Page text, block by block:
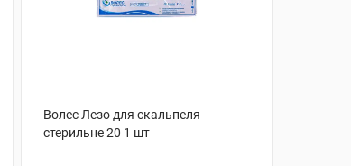
Волес Лезо для скальпеля
стерильне 20 1 шт